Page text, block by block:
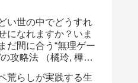
い世の中でどうすれ
になれますか？いま
だ間に合う“無理ゲー
の攻略法 （橘玲, 樺山
荒らしが実践する生